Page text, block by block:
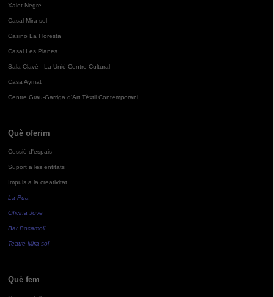
Xalet Negre
Casal Mira-sol
Casino La Floresta
Casal Les Planes
Sala Clavé - La Unió Centre Cultural
Casa Aymat
Centre Grau-Garriga d'Art Tèxtil Contemporani
Què oferim
Cessió d'espais
Suport a les entitats
Impuls a la creativitat
La Pua
Oficina Jove
Bar Bocamoll
Teatre Mira-sol
Què fem